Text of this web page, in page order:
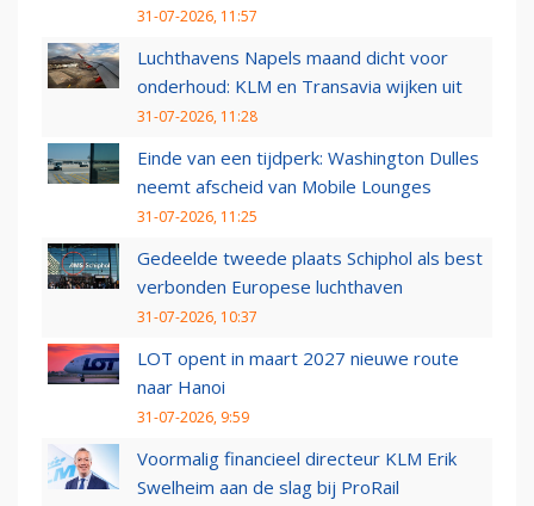
31-07-2026, 11:57
Luchthavens Napels maand dicht voor
onderhoud: KLM en Transavia wijken uit
31-07-2026, 11:28
Einde van een tijdperk: Washington Dulles
neemt afscheid van Mobile Lounges
31-07-2026, 11:25
Gedeelde tweede plaats Schiphol als best
verbonden Europese luchthaven
31-07-2026, 10:37
LOT opent in maart 2027 nieuwe route
naar Hanoi
31-07-2026, 9:59
Voormalig financieel directeur KLM Erik
Swelheim aan de slag bij ProRail